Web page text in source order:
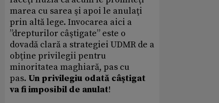
marea cu sarea şi apoi le anulaţi
prin altă lege. Invocarea aici a
”drepturilor câştigate” este o
dovadă clară a strategiei UDMR de a
obţine privilegii pentru
minoritatea maghiară, pas cu
pas. Un privilegiu odată câştigat
va fi imposibil de anulat!